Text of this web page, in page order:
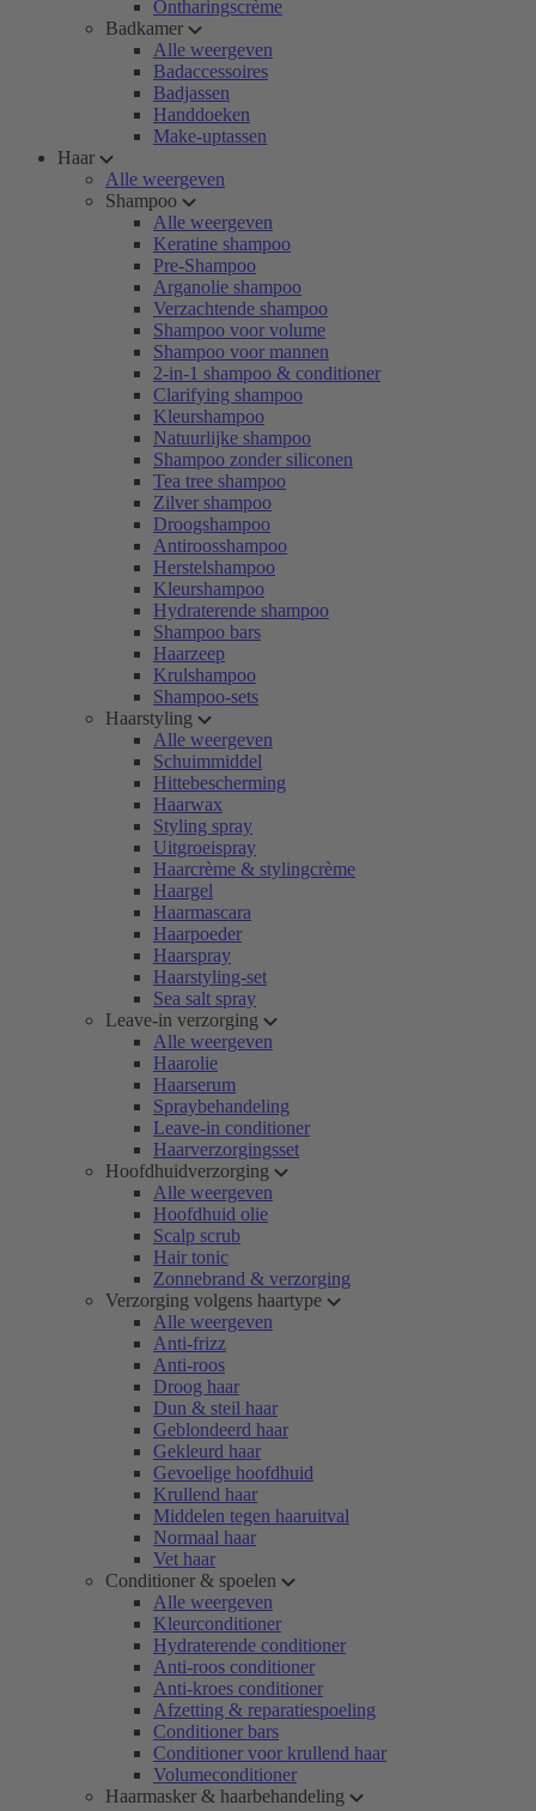
Ontharingscrème
Badkamer
Alle weergeven
Badaccessoires
Badjassen
Handdoeken
Make-uptassen
Haar
Alle weergeven
Shampoo
Alle weergeven
Keratine shampoo
Pre-Shampoo
Arganolie shampoo
Verzachtende shampoo
Shampoo voor volume
Shampoo voor mannen
2-in-1 shampoo & conditioner
Clarifying shampoo
Kleurshampoo
Natuurlijke shampoo
Shampoo zonder siliconen
Tea tree shampoo
Zilver shampoo
Droogshampoo
Antiroosshampoo
Herstelshampoo
Kleurshampoo
Hydraterende shampoo
Shampoo bars
Haarzeep
Krulshampoo
Shampoo-sets
Haarstyling
Alle weergeven
Schuimmiddel
Hittebescherming
Haarwax
Styling spray
Uitgroeispray
Haarcrème & stylingcrème
Haargel
Haarmascara
Haarpoeder
Haarspray
Haarstyling-set
Sea salt spray
Leave-in verzorging
Alle weergeven
Haarolie
Haarserum
Spraybehandeling
Leave-in conditioner
Haarverzorgingsset
Hoofdhuidverzorging
Alle weergeven
Hoofdhuid olie
Scalp scrub
Hair tonic
Zonnebrand & verzorging
Verzorging volgens haartype
Alle weergeven
Anti-frizz
Anti-roos
Droog haar
Dun & steil haar
Geblondeerd haar
Gekleurd haar
Gevoelige hoofdhuid
Krullend haar
Middelen tegen haaruitval
Normaal haar
Vet haar
Conditioner & spoelen
Alle weergeven
Kleurconditioner
Hydraterende conditioner
Anti-roos conditioner
Anti-kroes conditioner
Afzetting & reparatiespoeling
Conditioner bars
Conditioner voor krullend haar
Volumeconditioner
Haarmasker & haarbehandeling